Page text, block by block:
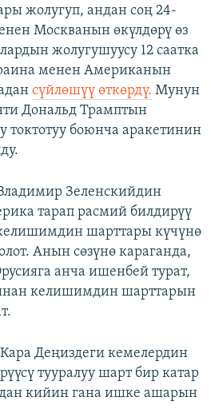
жолугуп, андан соң 24-
Москванын өкүлдөрү өз
жолугушуусу 12 саатка
менен Американын
сүйлөшүү өткөрдү. Мунун
Дональд Трамптын
токтотуу боюнча аракетинин
Зеленскийдин
тарап расмий билдирүү
шарттары күчүнө
Анын сөзүнө караганда,
анча ишенбей турат,
келишимдин шарттарын
Деңиздеги кемелердин
тууралуу шарт бир катар
кийин гана ишке ашарын